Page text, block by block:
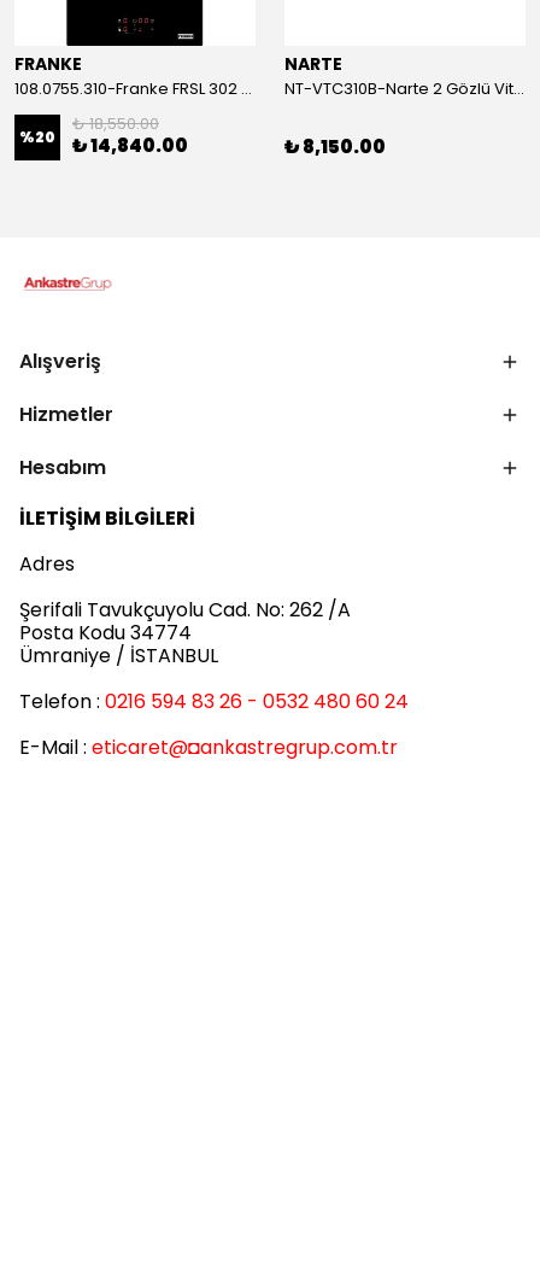
FRANKE
108.0755.310-Franke FRSL 302 C Td Bk Elektirikli Ocak
%20
₺ 18,550.00
₺ 14,840.00
NARTE
NT-VTC310B-Narte 2 Gözlü Vitroseramik Ocak
₺ 8,150.00
Alışveriş
Hizmetler
Hesabım
İLETİŞİM BİLGİLERİ
Adres
Şerifali Tavukçuyolu Cad. No: 262 /A
Posta Kodu 34774
Ümraniye / İSTANBUL
Telefon : 0216 594 83 26 - 0532 480 60 24
E-Mail : eticaret@◘ankastregrup.com.tr